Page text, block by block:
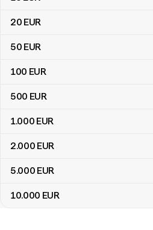
20 EUR
50 EUR
100 EUR
500 EUR
1.000 EUR
2.000 EUR
5.000 EUR
10.000 EUR